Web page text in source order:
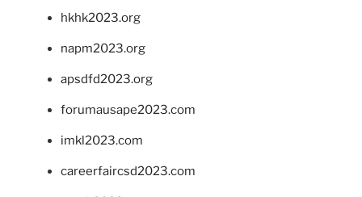
hkhk2023.org
napm2023.org
apsdfd2023.org
forumausape2023.com
imkl2023.com
careerfaircsd2023.com